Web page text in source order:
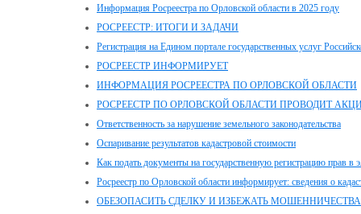
Информация Росреестра по Орловской области в 2025 году
РОСРЕЕСТР: ИТОГИ И ЗАДАЧИ
Регистрация на Едином портале государственных услуг
РОСРЕЕСТР ИНФОРМИРУЕТ
ИНФОРМАЦИЯ РОСРЕЕСТРА ПО ОРЛОВСКОЙ ОБЛАСТИ
РОСРЕЕСТР ПО ОРЛОВСКОЙ ОБЛАСТИ ПРОВОДИТ
Ответственность за нарушение земельного законодательства
Оспаривание результатов кадастровой стоимости
Как подать документы на государственную регистрацию прав в
Росреестр по Орловской области информирует: сведения о
ОБЕЗОПАСИТЬ СДЕЛКУ И ИЗБЕЖАТЬ